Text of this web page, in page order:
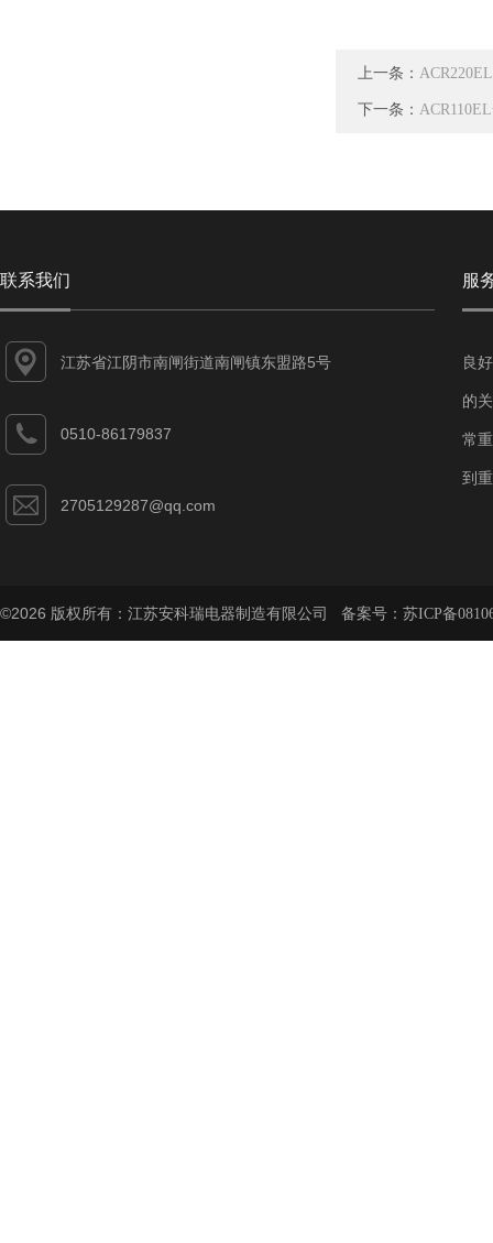
上一条：
下一条：
联系我们
江苏省江阴市南闸街道南闸镇东盟路5号
0510-86179837
2705129287@qq.com
服
良
的
常
到
©2026 版权所有：江苏安科瑞电器制造有限公司 备案号： 苏ICP备